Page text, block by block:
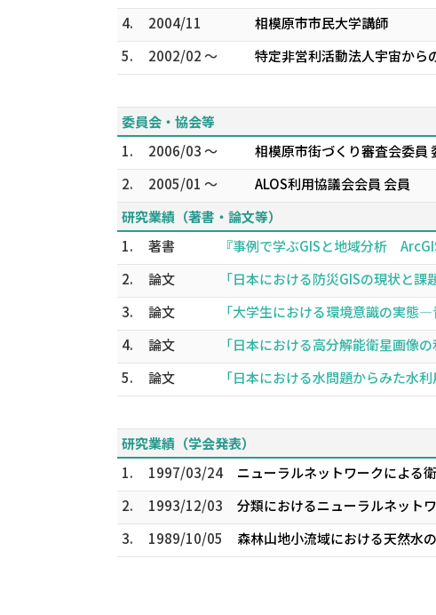
4.
2004/11
相模原市市民大学講師
5.
2002/02 ～
特定非営利活動法人宇宙から
委員会・協会等
1.
2006/03 ～
相模原市街づくり審査会委員
2.
2005/01 ～
ALOS利用協議会会員 会員
研究業績（著書・論文等）
1.
著書
『事例で学ぶGISと地域分析
2.
論文
「日本における防災GISの現状と
3.
論文
「大学生における環境意識の実
4.
論文
「日本における高分解能衛星画像
5.
論文
「日本における水問題からみた水
研究業績（学会発表）
1.
1997/03/24
ニューラルネットワークによる
2.
1993/12/03
分類におけるニューラルネット
3.
1989/10/05 森林山地小流域における天然水